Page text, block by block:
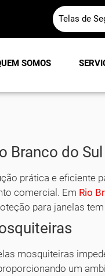
Telas de
SOMOS
Branco do Sul
prática e eficiente
comercial. Em Rio
para janelas
mosquiteiras
um